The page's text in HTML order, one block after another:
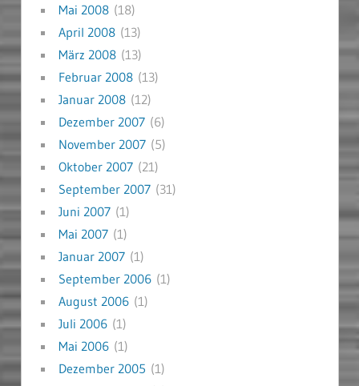
Mai 2008(18)
April 2008(13)
März 2008(13)
Februar 2008(13)
Januar 2008(12)
Dezember 2007(6)
November 2007(5)
Oktober 2007(21)
September 2007(31)
Juni 2007(1)
Mai 2007(1)
Januar 2007(1)
September 2006(1)
August 2006(1)
Juli 2006(1)
Mai 2006(1)
Dezember 2005 (1)